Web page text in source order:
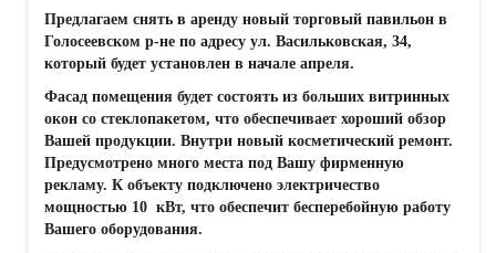
Предлагаем снять в аренду новый торговый павильон в
Голосеевском р-не по адресу ул. Васильковская, 34,
который будет установлен в начале апреля.
Фасад помещения будет состоять из больших витринных
окон со стеклопакетом, что обеспечивает хороший обзор
Вашей продукции. Внутри новый косметический ремонт.
Предусмотрено много места под Вашу фирменную
рекламу. К объекту подключено электричество
мощностью 10 кВт, что обеспечит бесперебойную работу
Вашего оборудования.